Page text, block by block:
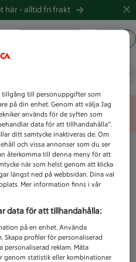
här -alltid fri frakt
error
tillgång till personuppgifter som
på din enhet. Genom att välja Jag
används för de syften som
data för att tillhandahålla”.
ditt samtycke inaktiveras de. Om
och vissa annonser som du ser
återkomma till denna meny för att
när som helst genom att klicka
längst ned på webbsidan. Dina val
Mer information finns i vår
data för att tillhandahålla:
på en enhet. Använda
Skapa profiler för personaliserad
reklam. Mäta
genom statistik eller kombinationer